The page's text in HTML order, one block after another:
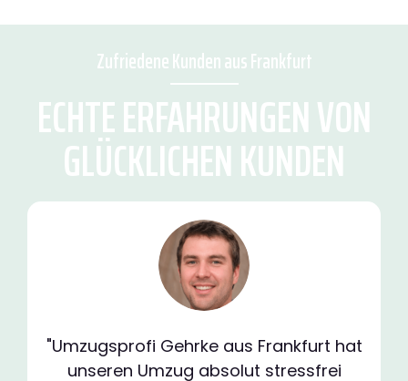
Zufriedene Kunden aus Frankfurt
ECHTE ERFAHRUNGEN VON
GLÜCKLICHEN KUNDEN
"Umzugsprofi Gehrke aus Frankfurt hat
unseren Umzug absolut stressfrei